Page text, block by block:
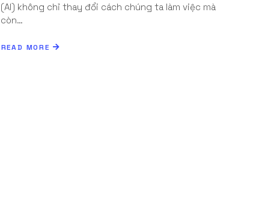
(AI) không chỉ thay đổi cách chúng ta làm việc mà
còn…
READ MORE